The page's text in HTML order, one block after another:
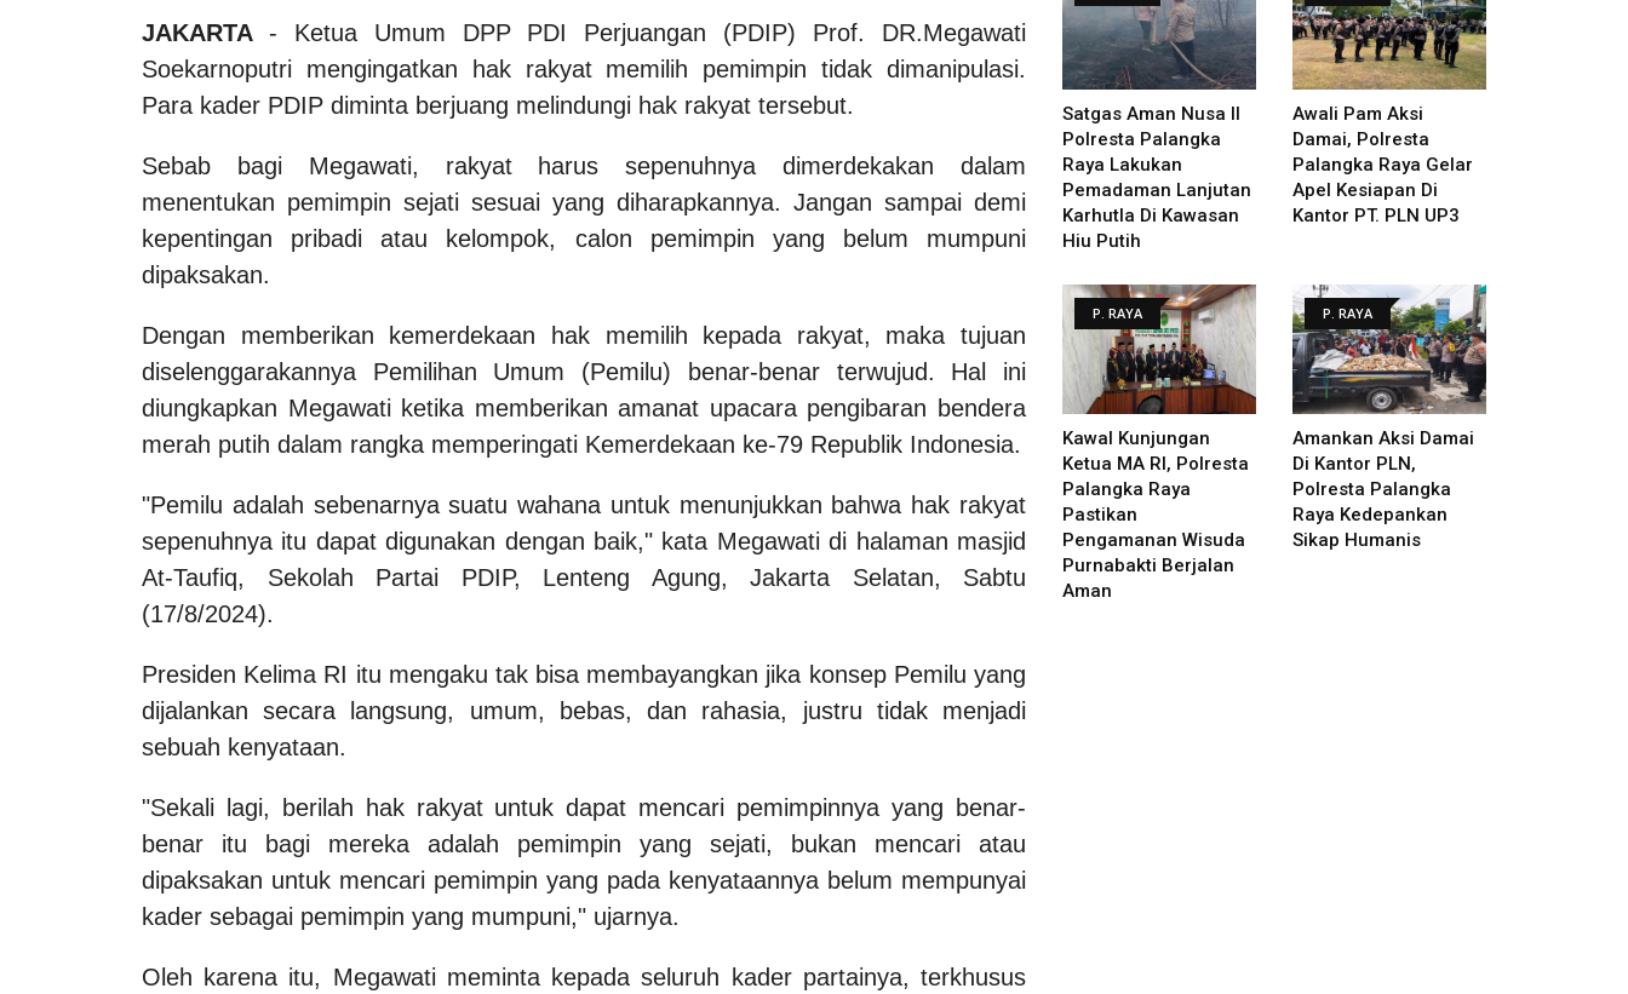
JAKARTA - Ketua Umum DPP PDI Perjuangan (PDIP) Prof. DR.Megawati
Soekarnoputri mengingatkan hak rakyat memilih pemimpin tidak dimanipulasi.
Para kader PDIP diminta berjuang melindungi hak rakyat tersebut.
Sebab bagi Megawati, rakyat harus sepenuhnya dimerdekakan dalam
menentukan pemimpin sejati sesuai yang diharapkannya. Jangan sampai demi
kepentingan pribadi atau kelompok, calon pemimpin yang belum mumpuni
dipaksakan.
Dengan memberikan kemerdekaan hak memilih kepada rakyat, maka tujuan
diselenggarakannya Pemilihan Umum (Pemilu) benar-benar terwujud. Hal ini
diungkapkan Megawati ketika memberikan amanat upacara pengibaran bendera
merah putih dalam rangka memperingati Kemerdekaan ke-79 Republik Indonesia.
"Pemilu adalah sebenarnya suatu wahana untuk menunjukkan bahwa hak rakyat
sepenuhnya itu dapat digunakan dengan baik," kata Megawati di halaman masjid
At-Taufiq, Sekolah Partai PDIP, Lenteng Agung, Jakarta Selatan, Sabtu
(17/8/2024).
Presiden Kelima RI itu mengaku tak bisa membayangkan jika konsep Pemilu yang
dijalankan secara langsung, umum, bebas, dan rahasia, justru tidak menjadi
sebuah kenyataan.
"Sekali lagi, berilah hak rakyat untuk dapat mencari pemimpinnya yang benar-
benar itu bagi mereka adalah pemimpin yang sejati, bukan mencari atau
dipaksakan untuk mencari pemimpin yang pada kenyataannya belum mempunyai
kader sebagai pemimpin yang mumpuni," ujarnya.
Oleh karena itu, Megawati meminta kepada seluruh kader partainya, terkhusus
Satgas Aman Nusa II
Polresta Palangka
Raya Lakukan
Pemadaman Lanjutan
Karhutla Di Kawasan
Hiu Putih
Awali Pam Aksi
Damai, Polresta
Palangka Raya Gelar
Apel Kesiapan Di
Kantor PT. PLN UP3
P. RAYA
Kawal Kunjungan
Ketua MA RI, Polresta
Palangka Raya
Pastikan
Pengamanan Wisuda
Purnabakti Berjalan
Aman
P. RAYA
Amankan Aksi Damai
Di Kantor PLN,
Polresta Palangka
Raya Kedepankan
Sikap Humanis